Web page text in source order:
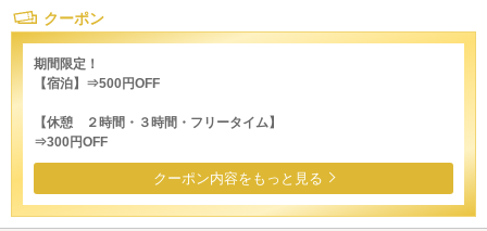
クーポン
期間限定！
【宿泊】⇒500円OFF
【休憩 ２時間・３時間・フリータイム】
⇒300円OFF
クーポン内容をもっと見る